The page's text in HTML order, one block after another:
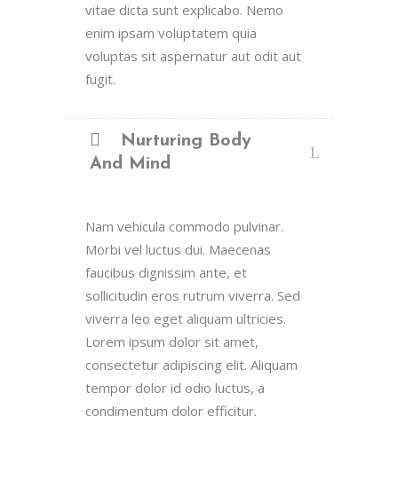
vitae dicta sunt explicabo. Nemo
enim ipsam voluptatem quia
voluptas sit aspernatur aut odit aut
fugit.
Nurturing Body
And Mind
Nam vehicula commodo pulvinar.
Morbi vel luctus dui. Maecenas
faucibus dignissim ante, et
sollicitudin eros rutrum viverra. Sed
viverra leo eget aliquam ultricies.
Lorem ipsum dolor sit amet,
consectetur adipiscing elit. Aliquam
tempor dolor id odio luctus, a
condimentum dolor efficitur.